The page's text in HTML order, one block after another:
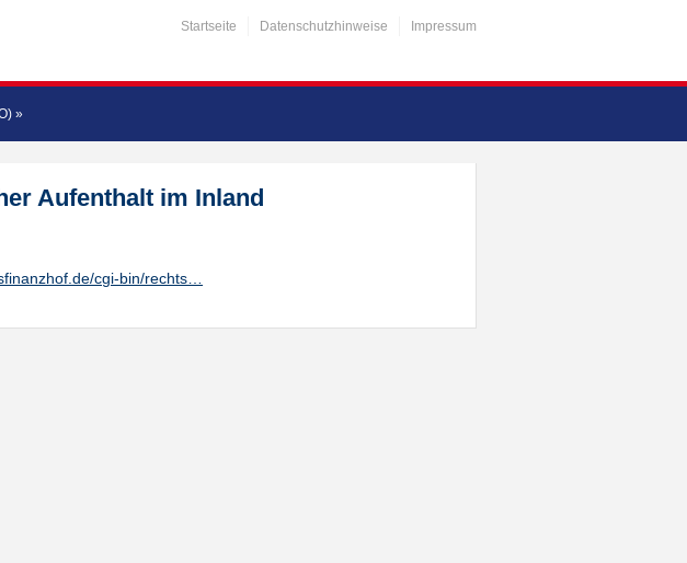
Startseite Datenschutzhinweise Impressum
»
Aufenthalt im Inland
cgi-bin/rechts…